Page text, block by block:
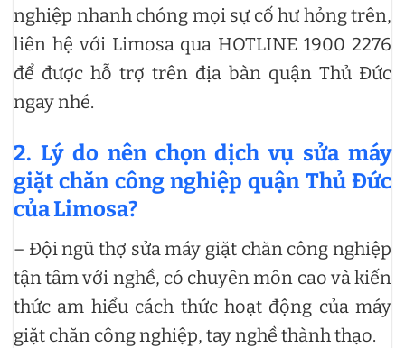
nghiệp nhanh chóng mọi sự cố hư hỏng trên,
liên hệ với Limosa qua HOTLINE 1900 2276
để được hỗ trợ trên địa bàn quận Thủ Đức
ngay nhé.
2. Lý do nên chọn dịch vụ sửa máy
giặt chăn công nghiệp quận Thủ Đức
của Limosa?
– Đội ngũ thợ sửa máy giặt chăn công nghiệp
tận tâm với nghề, có chuyên môn cao và kiến
thức am hiểu cách thức hoạt động của máy
giặt chăn công nghiệp, tay nghề thành thạo.